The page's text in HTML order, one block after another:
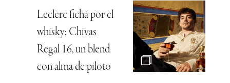
Leclerc ficha por el
whisky: Chivas
Regal 16, un blend
con alma de piloto